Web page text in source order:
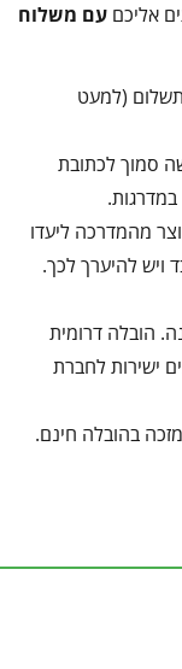
אליכם עם משלוח
התשלום (למעט
סמוך לכתובת
מהמדרכה ליעדו
ויש להיערך לכך.
הובלה דרומית
350 ₪ המשולמים ישירות לחברת
בהובלה חינם.